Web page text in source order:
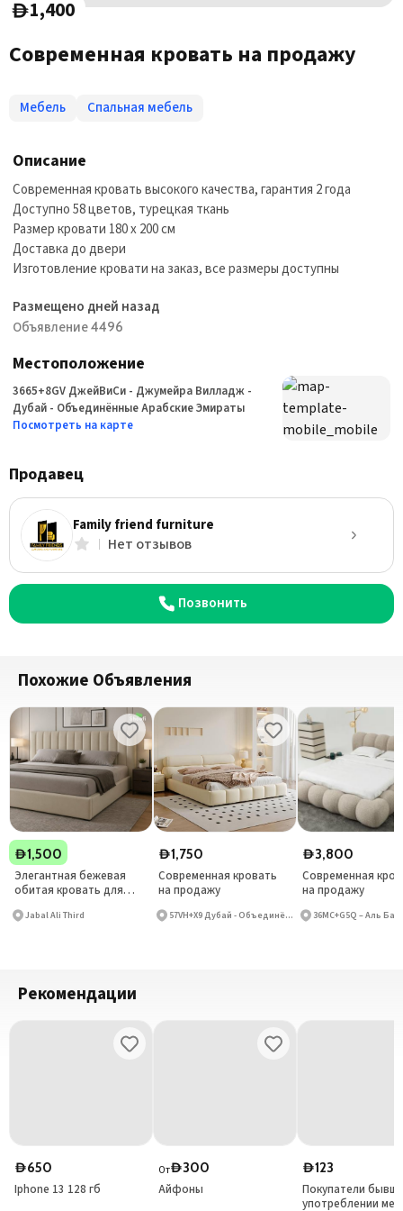
D1,400
Современная кровать на продажу
Мебель Спальная мебель
Описание
Современная кровать высокого качества, гарантия 2 года
Доступно 58 цветов, турецкая ткань
Размер кровати 180 x 200 см
Доставка до двери
Изготовление кровати на заказ, все размеры доступны
Размещено дней назад
Объявление 4496
Местоположение
3665+8GV ДжейВиСи - Джумейра Вилладж -
Дубай - Объединённые Арабские Эмираты
Посмотреть на карте
Продавец
Family friend furniture
Нет отзывов
Позвонить
Похожие Объявления
D1,500
Элегантная бежевая
обитая кровать для
Jabal Ali Third
D1,750
Современная кровать
на продажу
57VH+X9 Дубай - Объединённые Арабские Эмираты
D3,800
Современная
на продажу
Рекомендации
D650
Iphone 13 128 гб
ОтD300
Айфоны
D123
Покупатели
употреблении